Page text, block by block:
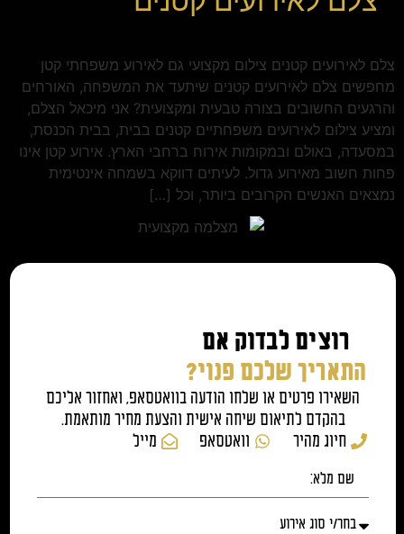
צלם לאירועים קטנים צילום מקצועי גם לאירוע משפחתי קטן
מחפשים צלם לאירועים קטנים שיתעד את המשפחה, האורחים
והרגעים החשובים בצורה טבעית ומקצועית? אני מיכאל הצלם,
ומציע צילום לאירועים משפחתיים קטנים בבית, בבית הכנסת,
במסעדה, באולם ובמקומות אירוח ברחבי הארץ. אירוע קטן אינו
פחות חשוב מאירוע גדול. לעיתים דווקא בשמחה אינטימית
נמצאים האנשים הקרובים ביותר, וכל […]
רוצים לבדוק אם
התאריך שלכם פנוי?
השאירו פרטים או שלחו הודעה בוואטסאפ, ואחזור אליכם
בהקדם לתיאום שיחה אישית והצעת מחיר מותאמת.
חיוג מהיר
וואטסאפ מייל